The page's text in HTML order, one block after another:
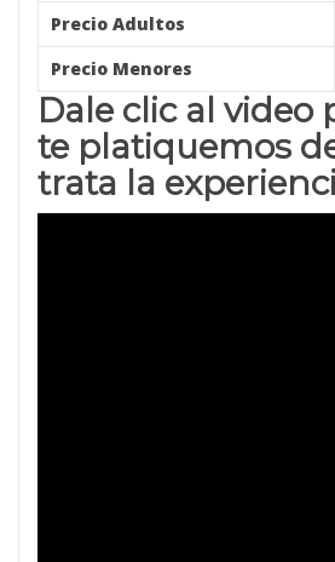
Precio Adultos
Precio Menores
Dale clic al video
te platiquemos
trata la